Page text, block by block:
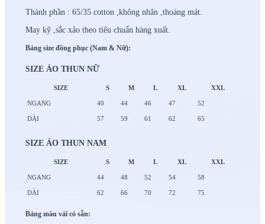
Thành phần : 65/35 cotton ,không nhăn ,thoáng mát.
May kỹ ,sắc xảo theo tiêu chuẩn hàng xuất.
Bảng size đồng phục (Nam & Nữ):
SIZE ÁO THUN NỮ
SIZE S M L XL XXL
NGANG 40 44 46 47 52
DÀI 57 59 61 62 65
SIZE ÁO THUN NAM
SIZE S M L XL XXL
NGANG 44 48 52 54 58
DÀI 62 66 70 72 75
Bảng màu vải có sẵn: